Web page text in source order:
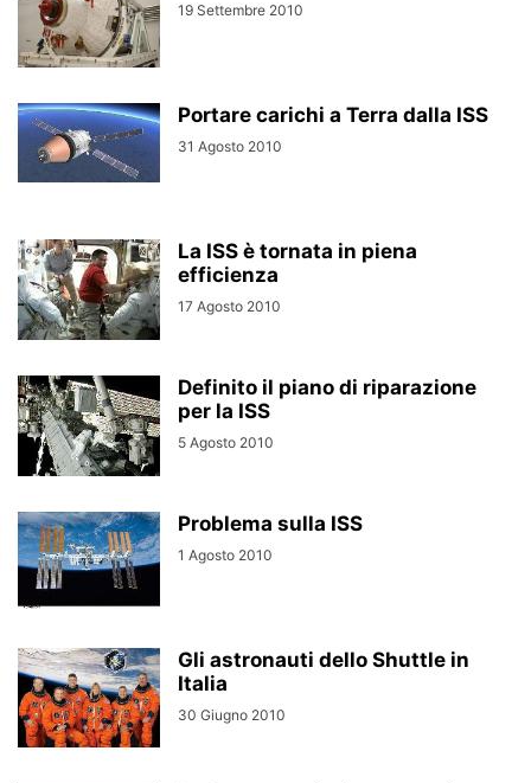
19 Settembre 2010
Portare carichi a Terra dalla ISS
31 Agosto 2010
La ISS è tornata in piena
efficienza
17 Agosto 2010
Definito il piano di riparazione
per la ISS
5 Agosto 2010
Problema sulla ISS
1 Agosto 2010
Gli astronauti dello Shuttle in
Italia
30 Giugno 2010